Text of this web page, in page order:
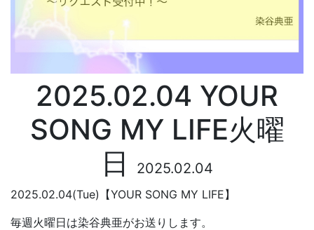
2025.02.04 YOUR
SONG MY LIFE火曜
日
2025.02.04
2025.02.04(Tue)【YOUR SONG MY LIFE】
毎週火曜日は染谷典亜がお送りします。